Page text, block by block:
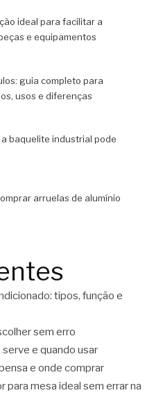
ideal para facilitar a
e equipamentos
guia completo para
usos e diferenças
baquelite industrial pode
arruelas de alumínio
tipos, função e
sem erro
e quando usar
e onde comprar
para mesa ideal sem errar na